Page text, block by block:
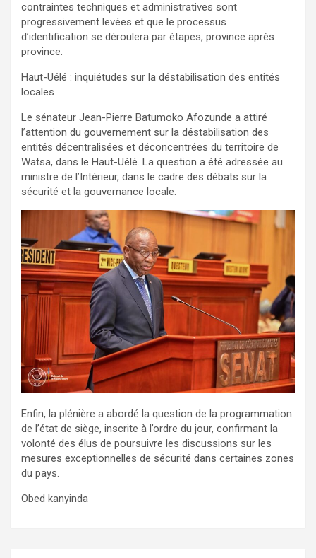
contraintes techniques et administratives sont
progressivement levées et que le processus
d’identification se déroulera par étapes, province après
province.
Haut-Uélé : inquiétudes sur la déstabilisation des entités
locales
Le sénateur Jean-Pierre Batumoko Afozunde a attiré
l’attention du gouvernement sur la déstabilisation des
entités décentralisées et déconcentrées du territoire de
Watsa, dans le Haut-Uélé. La question a été adressée au
ministre de l’Intérieur, dans le cadre des débats sur la
sécurité et la gouvernance locale.
Enfin, la plénière a abordé la question de la programmation
de l’état de siège, inscrite à l’ordre du jour, confirmant la
volonté des élus de poursuivre les discussions sur les
mesures exceptionnelles de sécurité dans certaines zones
du pays.
Obed kanyinda